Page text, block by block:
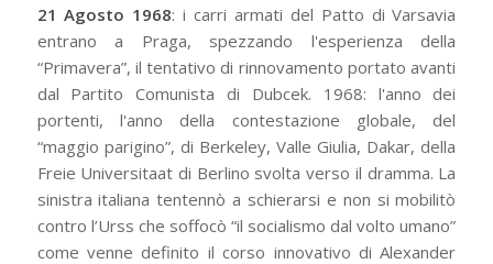
21 Agosto 1968: i carri armati del Patto di Varsavia
entrano a Praga, spezzando l'esperienza della
“Primavera”, il tentativo di rinnovamento portato avanti
dal Partito Comunista di Dubcek. 1968: l'anno dei
portenti, l'anno della contestazione globale, del
“maggio parigino”, di Berkeley, Valle Giulia, Dakar, della
Freie Universitaat di Berlino svolta verso il dramma. La
sinistra italiana tentennò a schierarsi e non si mobilitò
contro l’Urss che soffocò “il socialismo dal volto umano”
come venne definito il corso innovativo di Alexander